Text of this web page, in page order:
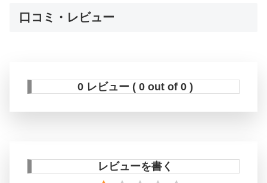
口コミ・レビュー
0 レビュー ( 0 out of 0 )
レビューを書く